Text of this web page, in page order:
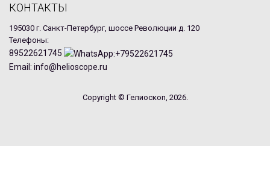
КОНТАКТЫ
195030 г. Санкт-Петербург, шоссе Революции д. 120
Телефоны:
89522621745
Email: info@helioscope.ru
Copyright © Гелиоскоп, 2026.